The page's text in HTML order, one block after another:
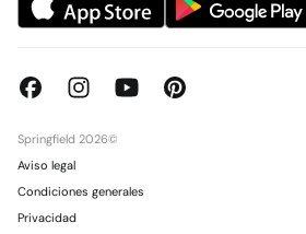
Springfield 2026©
Aviso legal
Condiciones generales
Privacidad